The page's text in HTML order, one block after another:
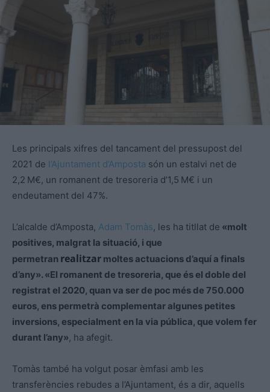
Les principals xifres del tancament del pressupost del
2021 de l’Ajuntament d’Amposta són un estalvi net de
2,2 M€, un romanent de tresoreria d’1,5 M€ i un
endeutament del 47%.
L’alcalde d’Amposta, Adam Tomàs, les ha titllat de «molt
positives, malgrat la situació, i que
permetran realitzar moltes actuacions d’aquí a finals
d’any». «El romanent de tresoreria, que és el doble del
registrat el 2020, quan va ser de poc més de 750.000
euros, ens permetrà complementar algunes petites
inversions, especialment en la via pública, que volem fer
durant l’any», ha afegit.
Tomàs també ha volgut posar èmfasi amb les
transferències rebudes a l’Ajuntament, és a dir, aquells